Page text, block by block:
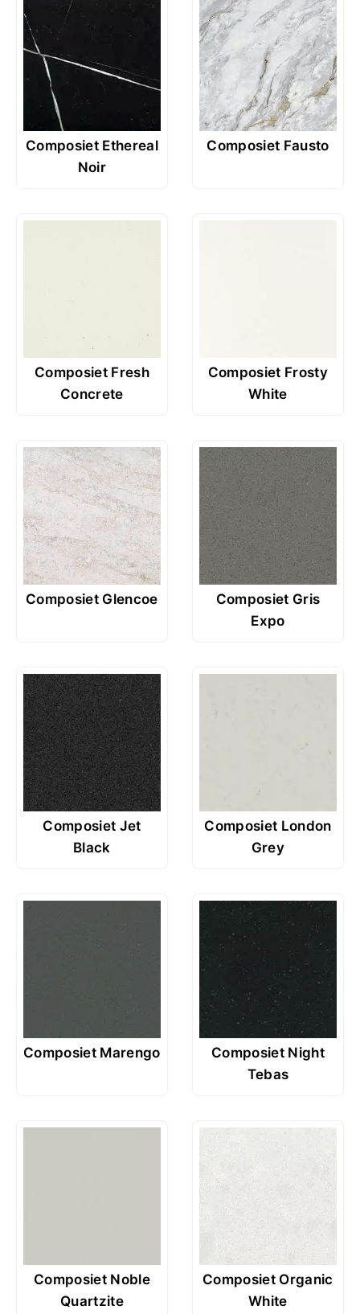
Composiet Ethereal
Noir
Composiet Fausto
Composiet Fresh
Concrete
Composiet Frosty
White
Composiet Glencoe
Composiet Gris
Expo
Composiet Jet
Black
Composiet London
Grey
Composiet Marengo
Composiet Night
Tebas
Composiet Noble
Quartzite
Composiet Organic
White